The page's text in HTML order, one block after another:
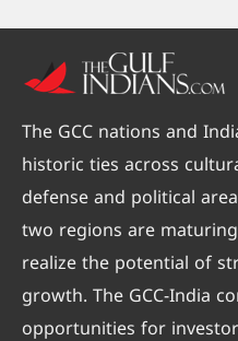
The GCC nations and
historic ties across
defense and political
two regions are
realize the potential of
growth. The GCC-India
opportunities for